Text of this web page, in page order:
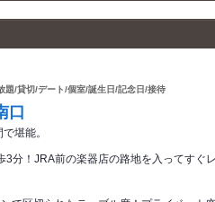
題/貸切/デート/個室/誕生日/記念日/接待
堪能。
3分！JRA前の楽器店の路地を入ってすぐ